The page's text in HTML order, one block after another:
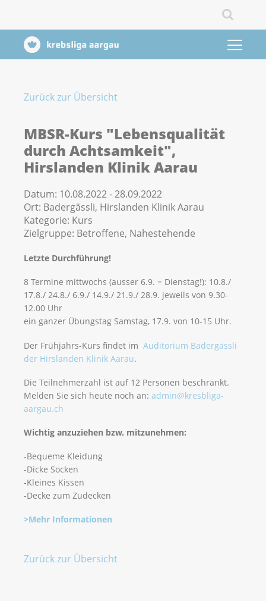
Zurück zur Übersicht
MBSR-Kurs "Lebensqualität
durch Achtsamkeit",
Hirslanden Klinik Aarau
Datum: 10.08.2022 - 28.09.2022
Ort: Badergässli, Hirslanden Klinik Aarau
Kategorie: Kurs
Zielgruppe: Betroffene, Nahestehende
Letzte Durchführung!
8 Termine mittwochs (ausser 6.9. = Dienstag!): 10.8./
17.8./ 24.8./ 6.9./ 14.9./ 21.9./ 28.9. jeweils von 9.30-
12.00 Uhr
ein ganzer Übungstag Samstag, 17.9. von 10-15 Uhr.
Der Frühjahrs-Kurs findet im Auditorium Badergässli
der Hirslanden Klinik Aarau.
Die Teilnehmerzahl ist auf 12 Personen beschränkt.
Melden Sie sich heute noch an: admin@kresbliga-
aargau.ch
Wichtig anzuziehen bzw. mitzunehmen:
-Bequeme Kleidung
-Dicke Socken
-Kleines Kissen
-Decke zum Zudecken
>Mehr Informationen
Zurück zur Übersicht